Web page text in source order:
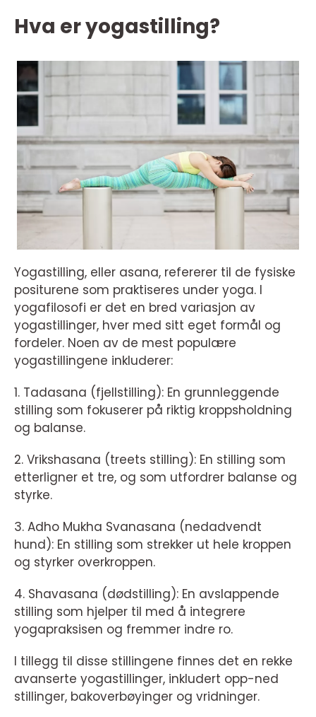
Hva er yogastilling?
Yogastilling, eller asana, refererer til de fysiske
positurene som praktiseres under yoga. I
yogafilosofi er det en bred variasjon av
yogastillinger, hver med sitt eget formål og
fordeler. Noen av de mest populære
yogastillingene inkluderer:
1. Tadasana (fjellstilling): En grunnleggende
stilling som fokuserer på riktig kroppsholdning
og balanse.
2. Vrikshasana (treets stilling): En stilling som
etterligner et tre, og som utfordrer balanse og
styrke.
3. Adho Mukha Svanasana (nedadvendt
hund): En stilling som strekker ut hele kroppen
og styrker overkroppen.
4. Shavasana (dødstilling): En avslappende
stilling som hjelper til med å integrere
yogapraksisen og fremmer indre ro.
I tillegg til disse stillingene finnes det en rekke
avanserte yogastillinger, inkludert opp-ned
stillinger, bakoverbøyinger og vridninger.